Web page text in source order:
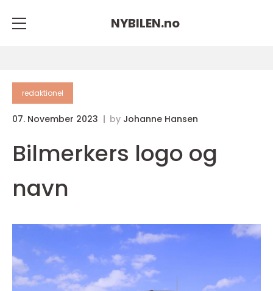
NYBILEN.no
redaktionel
07. November 2023 by Johanne Hansen
Bilmerkers logo og
navn